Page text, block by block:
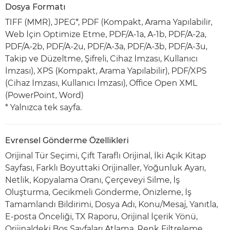
Dosya Formatı
TIFF (MMR), JPEG*, PDF (Kompakt, Arama Yapılabilir,
Web İçin Optimize Etme, PDF/A-1a, A-1b, PDF/A-2a,
PDF/A-2b, PDF/A-2u, PDF/A-3a, PDF/A-3b, PDF/A-3u,
Takip ve Düzeltme, Şifreli, Cihaz İmzası, Kullanıcı
İmzası), XPS (Kompakt, Arama Yapılabilir), PDF/XPS
(Cihaz İmzası, Kullanıcı İmzası), Office Open XML
(PowerPoint, Word)
* Yalnızca tek sayfa.
Evrensel Gönderme Özellikleri
Orijinal Tür Seçimi, Çift Taraflı Orijinal, İki Açık Kitap
Sayfası, Farklı Boyuttaki Orijinaller, Yoğunluk Ayarı,
Netlik, Kopyalama Oranı, Çerçeveyi Silme, İş
Oluşturma, Gecikmeli Gönderme, Önizleme, İş
Tamamlandı Bildirimi, Dosya Adı, Konu/Mesaj, Yanıtla,
E-posta Önceliği, TX Raporu, Orijinal İçerik Yönü,